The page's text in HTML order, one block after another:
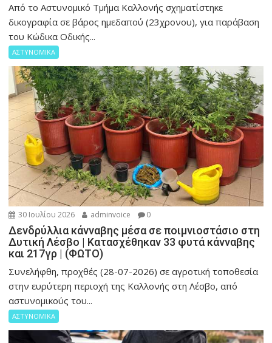
Από το Αστυνομικό Τμήμα Καλλονής σχηματίστηκε
δικογραφία σε βάρος ημεδαπού (23χρονου), για παράβαση
του Κώδικα Οδικής...
ΑΣΤΥΝΟΜΙΚΑ
30 Ιουλίου 2026 adminvoice 0
Δενδρύλλια κάνναβης μέσα σε ποιμνιοστάσιο στη
Δυτική Λέσβο | Κατασχέθηκαν 33 φυτά κάνναβης
και 217γρ | (ΦΩΤΟ)
Συνελήφθη, προχθές (28-07-2026) σε αγροτική τοποθεσία
στην ευρύτερη περιοχή της Καλλονής στη Λέσβο, από
αστυνομικούς του...
ΑΣΤΥΝΟΜΙΚΑ